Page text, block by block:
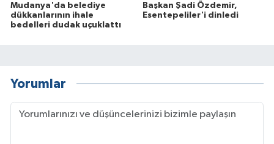
Mudanya'da belediye
dükkanlarının ihale
bedelleri dudak uçuklattı
Başkan Şadi Özdemir,
Esentepeliler'i dinledi
Yorumlar